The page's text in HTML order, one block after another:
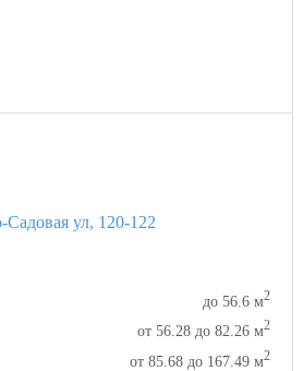
ул, 120-122
до 56.6 м2
от 56.28 до 82.26 м2
от 85.68 до 167.49 м2